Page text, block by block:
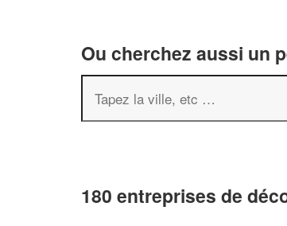
Ou cherchez aussi un
180 entreprises de